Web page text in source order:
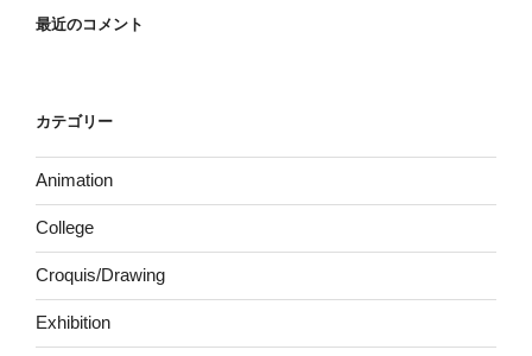
最近のコメント
カテゴリー
Animation
College
Croquis/Drawing
Exhibition